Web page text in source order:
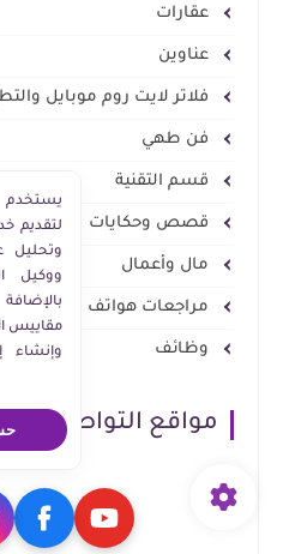
عقارات
عناوين
فلاتر لايت روم موبايل
فن طهي
قسم التقنية
قصص وحكايات
مال وأعمال
مراجعات هواتف
وظائف
مواقع التواصل
يستخدم
وتحليل
مقاييس
وإنشاء